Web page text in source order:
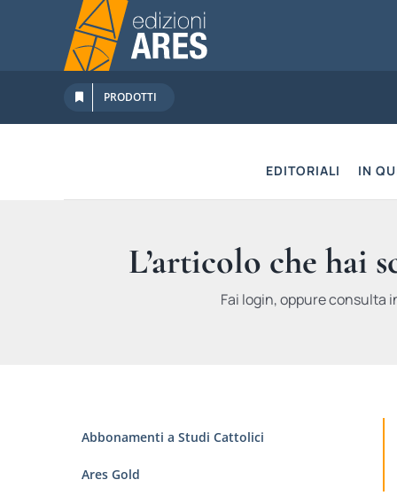
contenuto
PRODOTTI
EDITORIALI IN
L’articolo che hai
Fai login, oppure consulta
Abbonamenti a Studi Cattolici
Ares Gold